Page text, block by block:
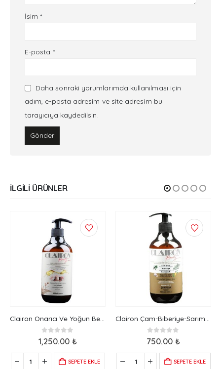
İsim*
E-posta *
Daha sonraki yorumlarımda kullanılması için
adım, e-posta adresim ve site adresim bu
tarayıcıya kaydedilsin.
İLGILI ÜRÜNLER
05 üzerinden
1,250.00 ₺
SEPETE EKLE
05 üzerinden
750.00 ₺
SEPETE EKLE